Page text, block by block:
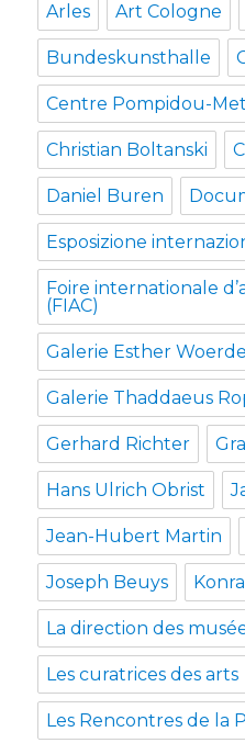
Arles Art Cologne
Bundeskunsthalle
Centre Pompidou-
Christian Boltanski
Daniel Buren
Esposizione
Foire internationale
(FIAC)
Galerie Esther
Galerie Thaddaeus
Gerhard Richter
Hans Ulrich Obrist
Jean-Hubert Martin
Joseph Beuys
La direction des
Les curatrices des arts
Les Rencontres de la